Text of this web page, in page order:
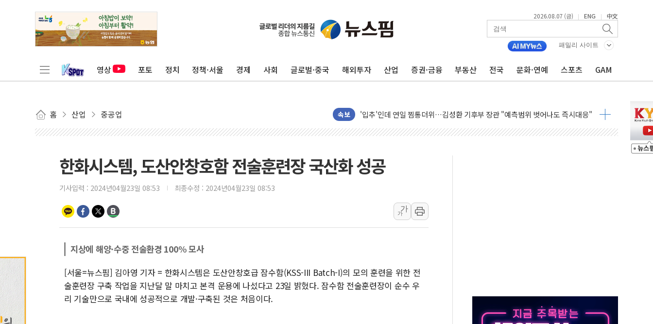
2026.08.07 (금) | ENG | 中文
패밀리 사이트
영상 포토 정치 정책·서울 경제 사회 글로벌·중국 해외투자 산업 증권·금융 부동산 전국 문화·연예 스포츠 GAM
홈 산업 중공업 속보
종합특검, '尹 관저 이전 감사 무마' 유병호 구속 기소
코스피·코스닥 오전 동반 하락…내린 종목이 두 배 넘어
"최대 2시간 앞서 침수 예측"…건설연, AI 위험기상 기술 개발
유니슨 "국내생산세액공제·인증제도 개선 수혜 기대"
장동혁 "규제와 대출 풀고 재개발·재건축 촉진하는 것이 부동산 정상화"
[속보] 종합특검, '尹 관저 이전 감사 무마' 유병호 감사위원 구속 기소
日, 4~6월 105조원 환시 개입...4월 말 '56조원' 사상 최대
오렌지플래닛 창업재단, 스타트업 지원 프로그램 성료
경찰, '300억대 사기 혐의' 차가원 대표 구속 송치
부동산정책 정상화 특별위원회 전체회의서 발언하는 장동혁 대표
경찰, '강북구 오피스텔 살인' 50대 남성 구속 송치
전국 그늘막 4만개 육박 7년 새 7배 늘었다...폭염 대책비는 8.6배 증가
"취약계층에 더 가혹한 여름"…구윤철, 쪽방촌 폭염 대응상황 점검
한화시스템, 도산안창호함 전술훈련장 국산화 성공
기사입력 : 2024년04월23일 08:53 최종수정 : 2024년04월23일 08:53
가
가
지상에 해양·수중 전술환경 100% 모사
[서울=뉴스핌] 김아영 기자 = 한화시스템은 도산안창호급 잠수함(KSS-III Batch-I)의 모의 훈련을 위한 전
술훈련장 구축 작업을 지난달 말 마치고 본격 운용에 나섰다고 23일 밝혔다. 잠수함 전술훈련장이 순수 우
리 기술만으로 국내에 성공적으로 개발·구축된 것은 처음이다.